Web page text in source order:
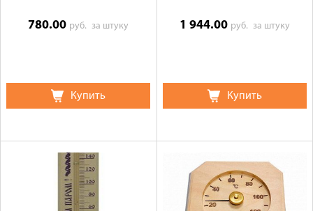
780.00 руб.за штуку
Купить
1 944.00 руб. за штуку
Купить